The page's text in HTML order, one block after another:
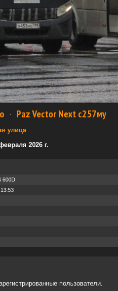
· Paz Vector Next с257му
улица
2026 г.
600D
пользователи.